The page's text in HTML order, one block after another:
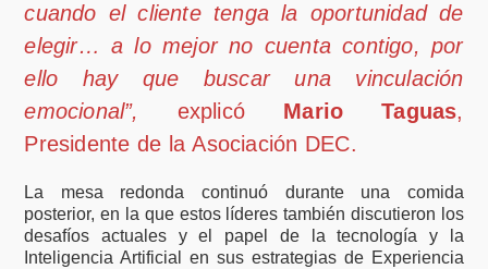
cuando el cliente tenga la oportunidad de
elegir… a lo mejor no cuenta contigo, por
ello hay que buscar una vinculación
emocional”, explicó Mario Taguas,
Presidente de la Asociación DEC.
La mesa redonda continuó durante una comida
posterior, en la que estos líderes también discutieron los
desafíos actuales y el papel de la tecnología y la
Inteligencia Artificial en sus estrategias de Experiencia